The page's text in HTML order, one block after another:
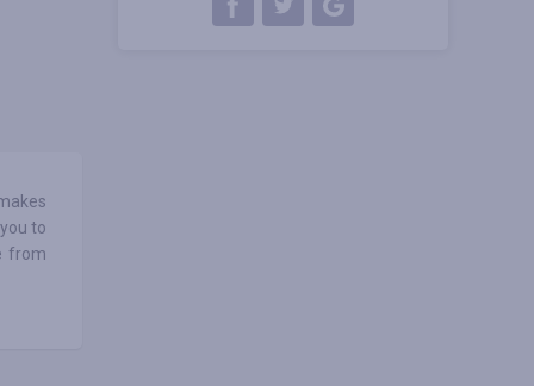
to
from